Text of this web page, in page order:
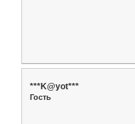
***K@yot***
Гость